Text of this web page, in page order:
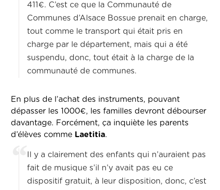
411€. C’est ce que la Communauté de
Communes d’Alsace Bossue prenait en charge,
tout comme le transport qui était pris en
charge par le département, mais qui a été
suspendu, donc, tout était à la charge de la
communauté de communes.
En plus de l’achat des instruments, pouvant
dépasser les 1000€, les familles devront débourser
davantage. Forcément, ça inquiète les parents
d’élèves comme Laetitia.
Il y a clairement des enfants qui n’auraient pas
fait de musique s’il n’y avait pas eu ce
dispositif gratuit, à leur disposition, donc, c’est